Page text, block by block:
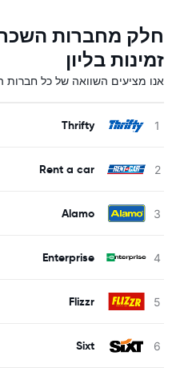
חלק מחברות
זמינות בליון
אנו מציעים השוואה של כל חברות
Thrifty
Rent a car
Alamo
Enterprise
Flizzr
Sixt